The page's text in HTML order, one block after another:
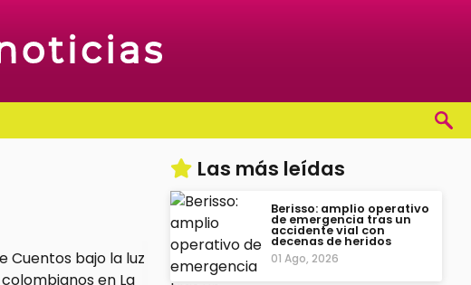
Las más leídas
Berisso: amplio operativo
de emergencia tras un
accidente vial con
decenas de heridos
01 Ago, 2026